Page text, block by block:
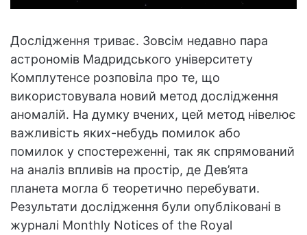
Дослідження триває. Зовсім недавно пара
астрономів Мадридського університету
Комплутенсе розповіла про те, що
використовувала новий метод дослідження
аномалій. На думку вчених, цей метод нівелює
важливість яких-небудь помилок або
помилок у спостереженні, так як спрямований
на аналіз впливів на простір, де Дев’ята
планета могла б теоретично перебувати.
Результати дослідження були опубліковані в
журналі Monthly Notices of the Royal